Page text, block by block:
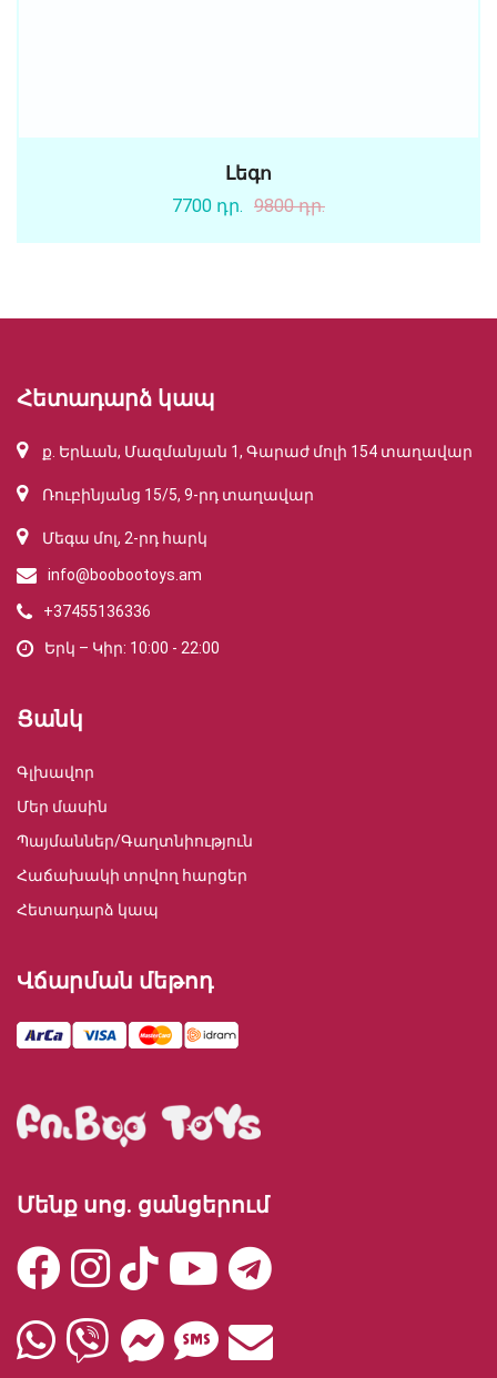
Լեգո
7700 դր. 9800 դր.
Հետադարձ կապ
ք. Երևան, Մազմանյան 1, Գարաժ մոլի 154 տաղավար
Ռուբինյանց 15/5, 9-րդ տաղավար
Մեգա մոլ, 2-րդ հարկ
info@boobootoys.am
+37455136336
Երկ – Կիր: 10:00 - 22:00
Ցանկ
Գլխավոր
Մեր մասին
Պայմաններ/Գաղտնիություն
Հաճախակի տրվող հարցեր
Հետադարձ կապ
Վճարման մեթոդ
Մենք սոց. ցանցերում